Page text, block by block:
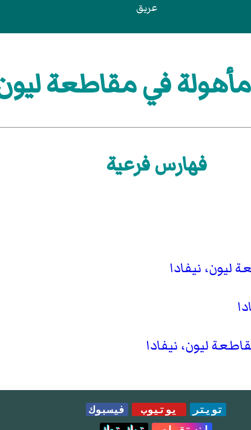
عريق
في مقاطعة
فهارس فرعية
نيفادا
ليون، نيفادا
تويتر يوتيوب
فيسبوك